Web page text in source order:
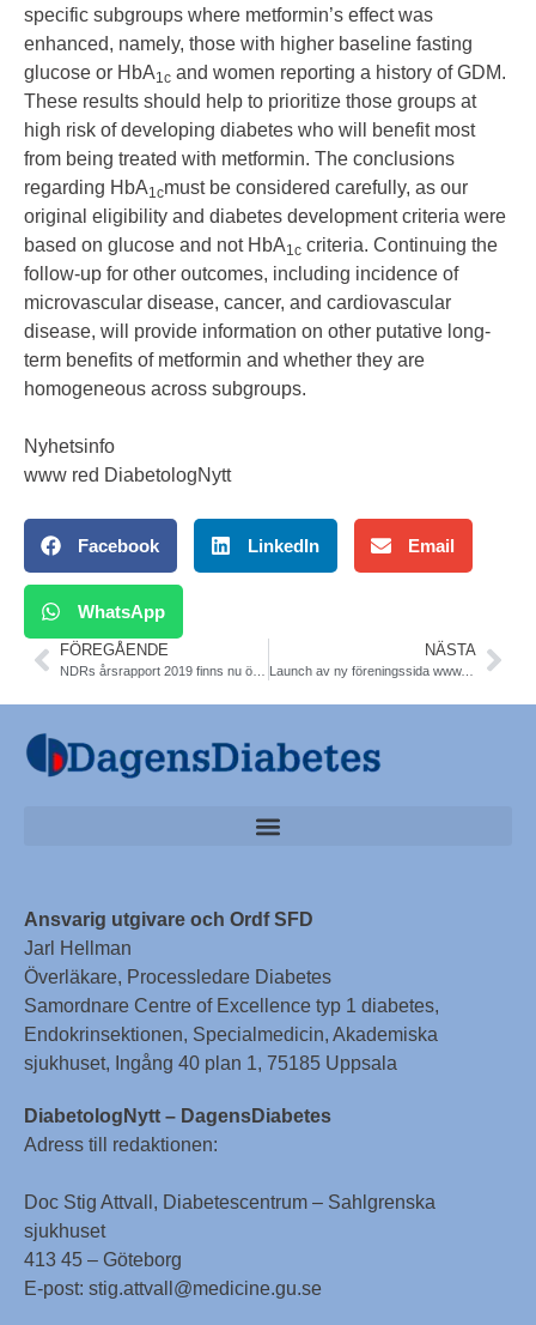
specific subgroups where metformin’s effect was
enhanced, namely, those with higher baseline fasting
glucose or HbA1c and women reporting a history of GDM.
These results should help to prioritize those groups at
high risk of developing diabetes who will benefit most
from being treated with metformin. The conclusions
regarding HbA1cmust be considered carefully, as our
original eligibility and diabetes development criteria were
based on glucose and not HbA1c criteria. Continuing the
follow-up for other outcomes, including incidence of
microvascular disease, cancer, and cardiovascular
disease, will provide information on other putative long-
term benefits of metformin and whether they are
homogeneous across subgroups.
Nyhetsinfo
www red DiabetologNytt
Facebook LinkedIn Email
WhatsApp
FÖREGÅENDE NÄSTA
Launch av ny föreningssida www.svenskdiabetes.se
Ansvarig utgivare och Ordf SFD
Jarl Hellman
Överläkare, Processledare Diabetes
Samordnare Centre of Excellence typ 1 diabetes,
Endokrinsektionen, Specialmedicin, Akademiska
sjukhuset, Ingång 40 plan 1, 75185 Uppsala
DiabetologNytt – DagensDiabetes
Adress till redaktionen:
Doc Stig Attvall, Diabetescentrum – Sahlgrenska
sjukhuset
413 45 – Göteborg
E-post: stig.attvall@medicine.gu.se